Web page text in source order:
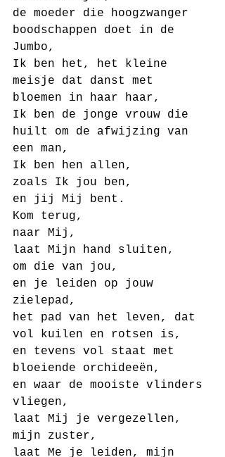
de moeder die hoogzwanger
boodschappen doet in de
Jumbo,
Ik ben het, het kleine
meisje dat danst met
bloemen in haar haar,
Ik ben de jonge vrouw die
huilt om de afwijzing van
een man,
Ik ben hen allen,
zoals Ik jou ben,
en jij Mij bent.
Kom terug,
naar Mij,
laat Mijn hand sluiten,
om die van jou,
en je leiden op jouw
zielepad,
het pad van het leven, dat
vol kuilen en rotsen is,
en tevens vol staat met
bloeiende orchideeën,
en waar de mooiste vlinders
vliegen,
laat Mij je vergezellen,
mijn zuster,
laat Me je leiden, mijn